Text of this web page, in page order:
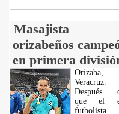
Masajista
orizabeños
en primera
Orizaba,
Después
que el
futbolista